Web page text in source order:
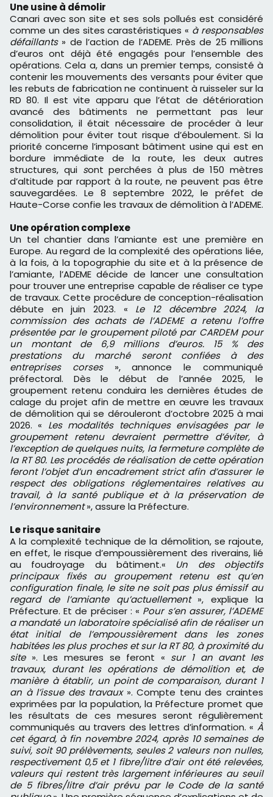
Une usine à démolir
Canari avec son site et ses sols pollués est considéré
comme un des sites carastéristiques « à responsables
défaillants» de l’action de l’ADEME. Près de 25 millions
d’euros ont déjà été engagés pour l’ensemble des
opérations. Cela a, dans un premier temps, consisté à
contenir les mouvements des versants pour éviter que
les rebuts de fabrication ne continuent à ruisseler sur la
RD 80. Il est vite apparu que l’état de détérioration
avancé des bâtiments ne permettant pas leur
consolidation, il était nécessaire de procéder à leur
démolition pour éviter tout risque d’éboulement. Si la
priorité concerne l’imposant bâtiment usine qui est en
bordure immédiate de la route, les deux autres
structures, qui sont perchées à plus de 150 mètres
d’altitude par rapport à la route, ne peuvent pas être
sauvegardées. Le 8 septembre 2022, le préfet de
Haute-Corse confie les travaux de démolition à l’ADEME.
Une opération complexe
Un tel chantier dans l’amiante est une première en
Europe. Au regard de la complexité des opérations liée,
à la fois, à la topographie du site et à la présence de
l’amiante, l’ADEME décide de lancer une consultation
pour trouver une entreprise capable de réaliser ce type
de travaux. Cette procédure de conception-réalisation
débute en juin 2023. « Le 12 décembre 2024, la
commission des achats de l’ADEME a retenu l’offre
présentée par le groupement piloté par CARDEM pour
un montant de 6,9 millions d’euros. 15 % des
prestations du marché seront confiées à des
entreprises corses», annonce le communiqué
préfectoral. Dès le début de l’année 2025, le
groupement retenu conduira les dernières études de
calage du projet afin de mettre en œuvre les travaux
de démolition qui se dérouleront d’octobre 2025 à mai
2026. « Les modalités techniques envisagées par le
groupement retenu devraient permettre d’éviter, à
l’exception de quelques nuits, la fermeture complète de
la RT 80. Les procédés de réalisation de cette opération
feront l’objet d’un encadrement strict afin d’assurer le
respect des obligations réglementaires relatives au
travail, à la santé publique et à la préservation de
l’environnement», assure la Préfecture.
Le risque sanitaire
A la complexité technique de la démolition, se rajoute,
en effet, le risque d’empoussièrement des riverains, lié
au foudroyage du bâtiment.« Un des objectifs
principaux fixés au groupement retenu est qu’en
configuration finale, le site ne soit pas plus émissif au
regard de l’amiante qu’actuellement», explique la
Préfecture. Et de préciser : « Pour s’en assurer, l’ADEME
a mandaté un laboratoire spécialisé afin de réaliser un
état initial de l’empoussièrement dans les zones
habitées les plus proches et sur la RT 80, à proximité du
site». Les mesures se feront « sur 1 an avant les
travaux, durant les opérations de démolition et, de
manière à établir, un point de comparaison, durant 1
an à l’issue des travaux ». Compte tenu des craintes
exprimées par la population, la Préfecture promet que
les résultats de ces mesures seront régulièrement
communiqués au travers des lettres d’information. « À
cet égard, à fin novembre 2024, après 10 semaines de
suivi, soit 90 prélèvements, seules 2 valeurs non nulles,
respectivement 0,5 et 1 fibre/litre d’air ont été relevées,
valeurs qui restent très largement inférieures au seuil
de 5 fibres/litre d’air prévu par le Code de la santé